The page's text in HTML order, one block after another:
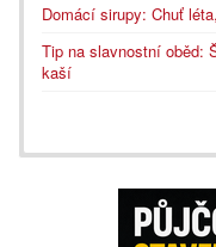
Domácí sirupy: Chuť
Tip na slavnostní oběd:
kaší